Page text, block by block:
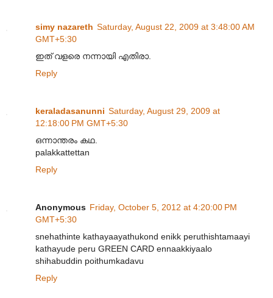
simy nazareth Saturday, August 22, 2009 at 3:48:00 AM
GMT+5:30
ഇത് വളരെ നന്നായി എതിരാ.
Reply
keraladasanunni Saturday, August 29, 2009 at
12:18:00 PM GMT+5:30
ഒന്നാന്തരം കഥ.
palakkattettan
Reply
Anonymous Friday, October 5, 2012 at 4:20:00 PM
GMT+5:30
snehathinte kathayaayathukond enikk peruthishtamaayi
kathayude peru GREEN CARD ennaakkiyaalo
shihabuddin poithumkadavu
Reply